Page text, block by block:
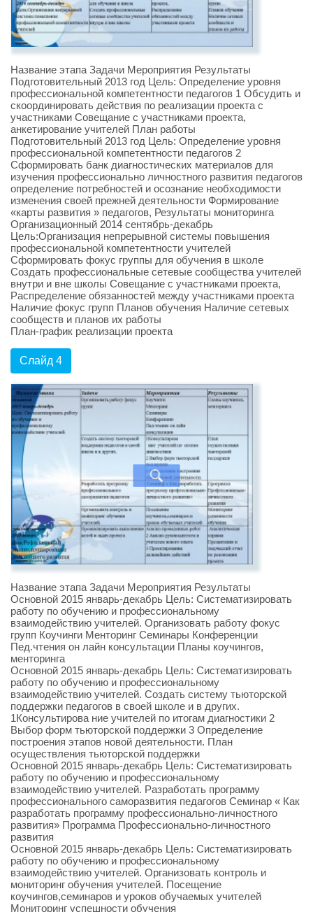
Название этапа Задачи Мероприятия Результаты
Подготовительный 2013 год Цель: Определение уровня
профессиональной компетентности педагогов 1 Обсудить и
скоординировать действия по реализации проекта с
участниками Совещание с участниками проекта,
анкетирование учителей План работы
Подготовительный 2013 год Цель: Определение уровня
профессиональной компетентности педагогов 2
Сформировать банк диагностических материалов для
изучения профессионально личностного развития педагогов
определение потребностей и осознание необходимости
изменения своей прежней деятельности Формирование
«карты развития » педагогов, Результаты мониторинга
Организационный 2014 сентябрь-декабрь
Цель:Организация непрерывной системы повышения
профессиональной компетентности учителей
Сформировать фокус группы для обучения в школе
Создать профессиональные сетевые сообщества учителей
внутри и вне школы Совещание с участниками проекта,
Распределение обязанностей между участниками проекта
Наличие фокус групп Планов обучения Наличие сетевых
сообществ и планов их работы
План-график реализации проекта
Слайд 4
Название этапа Задачи Мероприятия Результаты
Основной 2015 январь-декабрь Цель: Систематизировать
работу по обучению и профессиональному
взаимодействию учителей. Организовать работу фокус
групп Коучинги Менторинг Семинары Конференции
Пед.чтения он лайн консультации Планы коучингов,
менторинга
Основной 2015 январь-декабрь Цель: Систематизировать
работу по обучению и профессиональному
взаимодействию учителей. Создать систему тьюторской
поддержки педагогов в своей школе и в других.
1Консультирова ние учителей по итогам диагностики 2
Выбор форм тьюторской поддержки 3 Определение
построения этапов новой деятельности. План
осуществления тьюторской поддержки
Основной 2015 январь-декабрь Цель: Систематизировать
работу по обучению и профессиональному
взаимодействию учителей. Разработать программу
профессионального саморазвития педагогов Семинар « Как
разработать программу профессионально-личностного
развития» Программа Профессионально-личностного
развития
Основной 2015 январь-декабрь Цель: Систематизировать
работу по обучению и профессиональному
взаимодействию учителей. Организовать контроль и
мониторинг обучения учителей. Посещение
коучингов,семинаров и уроков обучаемых учителей
Мониторинг успешности обучения